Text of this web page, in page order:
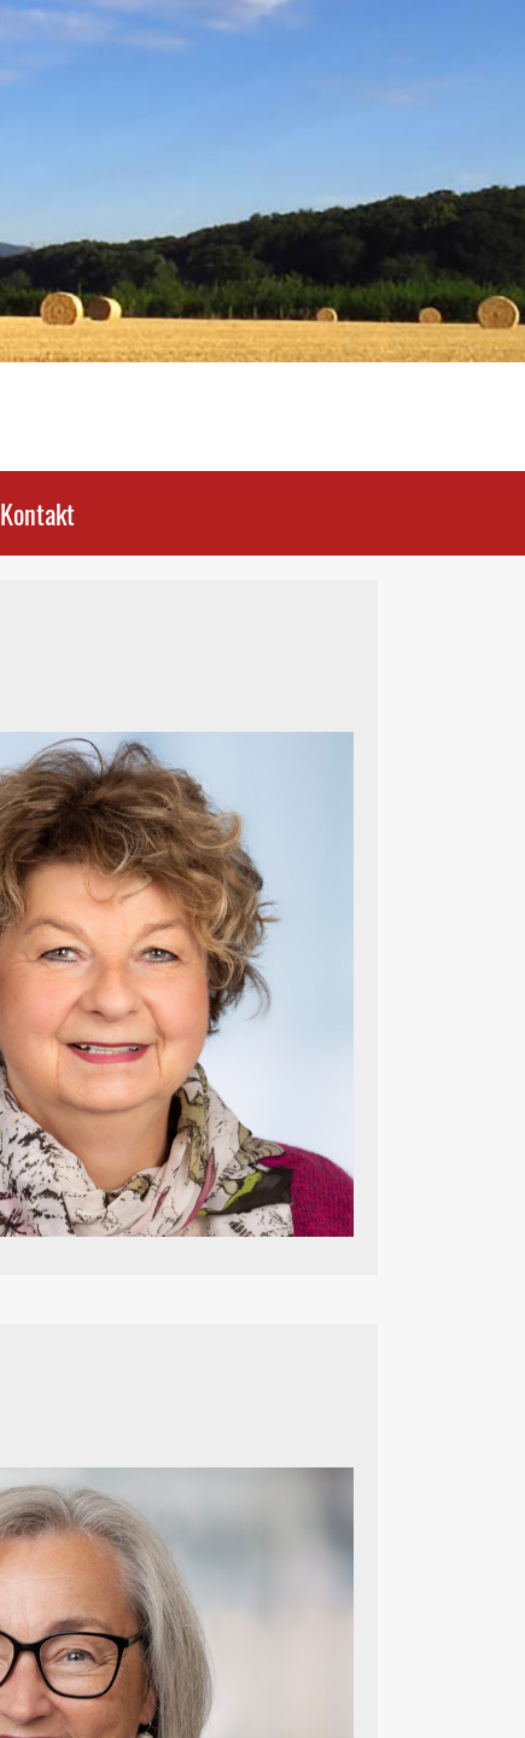
Kontakt